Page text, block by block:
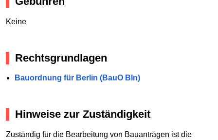
Keine
Rechtsgrundlagen
Bauordnung für Berlin (BauO Bln)
Hinweise zur Zuständigkeit
Zuständig für die Bearbeitung von Bauanträgen ist die